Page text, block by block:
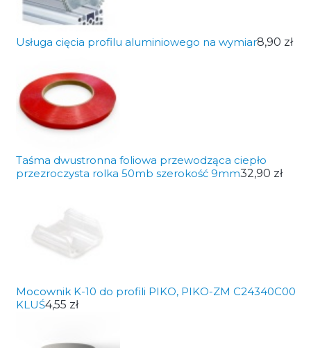
Usługa cięcia profilu aluminiowego na wymiar8,90 zł
Taśma dwustronna foliowa przewodząca ciepło
przezroczysta rolka 50mb szerokość 9mm32,90 zł
Mocownik K-10 do profili PIKO, PIKO-ZM C24340C00
KLUŚ4,55 zł